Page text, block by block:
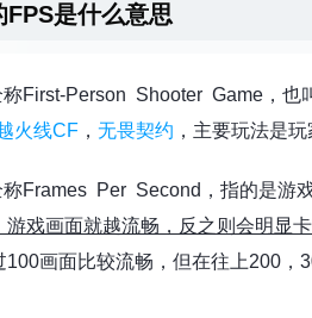
FPS是什么意思
称First-Person Shooter Game，也
火线CF ， 无畏契约 ，主要玩法是
称Frames Per Second，指的是游
游戏画面就越流畅，反之则会明显
100画面比较流畅，但在往上200